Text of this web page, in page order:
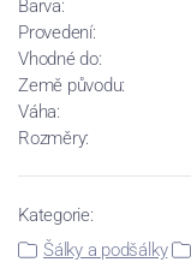
Barva:
Provedení:
Vhodné do:
Země původu:
Váha:
Rozměry:
Kategorie:
Šálky a podšálky